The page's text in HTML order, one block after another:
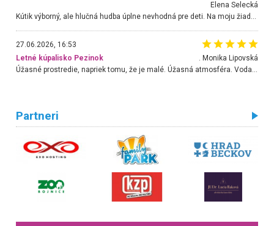
Elena Selecká
Kútik výborný, ale hlučná hudba úplne nevhodná pre deti. Na moju žiadosť o aspoň sušenie nereagovali.
27.06.2026, 16:53
Letné kúpalisko Pezinok
. Monika Lipovská
Partneri